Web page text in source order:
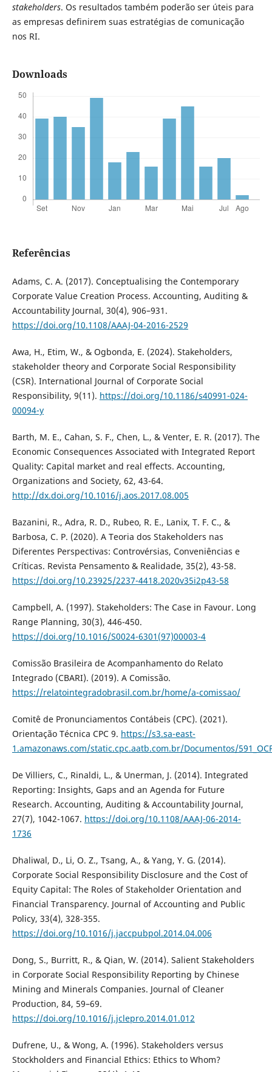
stakeholders. Os resultados também poderão ser úteis para
as empresas definirem suas estratégias de comunicação
nos RI.
Downloads
Referências
Adams, C. A. (2017). Conceptualising the Contemporary
Corporate Value Creation Process. Accounting, Auditing &
Accountability Journal, 30(4), 906–931.
https://doi.org/10.1108/AAAJ-04-2016-2529
Awa, H., Etim, W., & Ogbonda, E. (2024). Stakeholders,
stakeholder theory and Corporate Social Responsibility
(CSR). International Journal of Corporate Social
Responsibility, 9(11). https://doi.org/10.1186/s40991-024-
00094-y
Barth, M. E., Cahan, S. F., Chen, L., & Venter, E. R. (2017). The
Economic Consequences Associated with Integrated Report
Quality: Capital market and real effects. Accounting,
Organizations and Society, 62, 43-64.
http://dx.doi.org/10.1016/j.aos.2017.08.005
Bazanini, R., Adra, R. D., Rubeo, R. E., Lanix, T. F. C., &
Barbosa, C. P. (2020). A Teoria dos Stakeholders nas
Diferentes Perspectivas: Controvérsias, Conveniências e
Críticas. Revista Pensamento & Realidade, 35(2), 43-58.
https://doi.org/10.23925/2237-4418.2020v35i2p43-58
Campbell, A. (1997). Stakeholders: The Case in Favour. Long
Range Planning, 30(3), 446-450.
https://doi.org/10.1016/S0024-6301(97)00003-4
Comissão Brasileira de Acompanhamento do Relato
Integrado (CBARI). (2019). A Comissão.
https://relatointegradobrasil.com.br/home/a-comissao/
Comitê de Pronunciamentos Contábeis (CPC). (2021).
Orientação Técnica CPC 9. https://s3.sa-east-
1.amazonaws.com/static.cpc.aatb.com.br/Documentos/
De Villiers, C., Rinaldi, L., & Unerman, J. (2014). Integrated
Reporting: Insights, Gaps and an Agenda for Future
Research. Accounting, Auditing & Accountability Journal,
27(7), 1042-1067. https://doi.org/10.1108/AAAJ-06-2014-
1736
Dhaliwal, D., Li, O. Z., Tsang, A., & Yang, Y. G. (2014).
Corporate Social Responsibility Disclosure and the Cost of
Equity Capital: The Roles of Stakeholder Orientation and
Financial Transparency. Journal of Accounting and Public
Policy, 33(4), 328-355.
https://doi.org/10.1016/j.jaccpubpol.2014.04.006
Dong, S., Burritt, R., & Qian, W. (2014). Salient Stakeholders
in Corporate Social Responsibility Reporting by Chinese
Mining and Minerals Companies. Journal of Cleaner
Production, 84, 59–69.
https://doi.org/10.1016/j.jclepro.2014.01.012
Dufrene, U., & Wong, A. (1996). Stakeholders versus
Stockholders and Financial Ethics: Ethics to Whom?